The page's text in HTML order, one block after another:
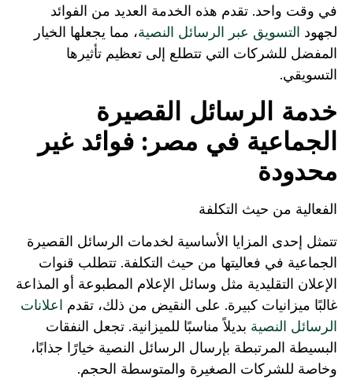
في وقت واحد. تقدم هذه الخدمة العديد من الفوائد
لجهود التسويق عبر الرسائل النصية، مما يجعلها الخيار
المفضل للشركات التي تتطلع إلى تعظيم تأثيرها
التسويقي.
خدمة الرسائل القصيرة
الجماعية في مصر: فوائد غير
محدودة
الفعالية من حيث التكلفة
تتمثل إحدى المزايا الأساسية لخدمات الرسائل القصيرة
الجماعية في فعاليتها من حيث التكلفة. تتطلب قنوات
الإعلان التقليدية مثل وسائل الإعلام المطبوعة أو المذاعة
غالبًا ميزانيات كبيرة. على النقيض من ذلك، تقدم اعلانات
الرسائل النصية بديلاً مناسبًا للميزانية. تجعل النفقات
البسيطة المرتبطة بإرسال الرسائل النصية خيارًا جذابًا،
وخاصة للشركات الصغيرة والمتوسطة الحجم.